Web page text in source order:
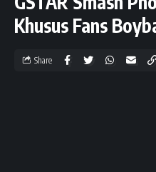
Khusus Fans
Share